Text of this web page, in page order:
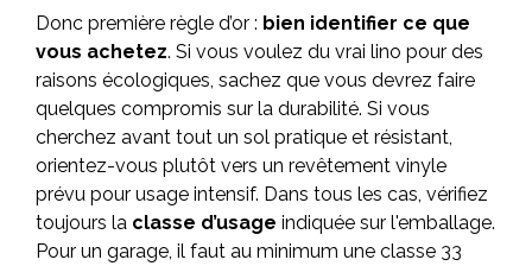
Donc première règle d’or : bien identifier ce que
vous achetez. Si vous voulez du vrai lino pour des
raisons écologiques, sachez que vous devrez faire
quelques compromis sur la durabilité. Si vous
cherchez avant tout un sol pratique et résistant,
orientez-vous plutôt vers un revêtement vinyle
prévu pour usage intensif. Dans tous les cas, vérifiez
toujours la classe d’usage indiquée sur l'emballage.
Pour un garage, il faut au minimum une classe 33